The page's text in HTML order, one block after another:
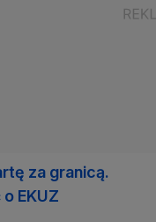
za granicą.
EKUZ